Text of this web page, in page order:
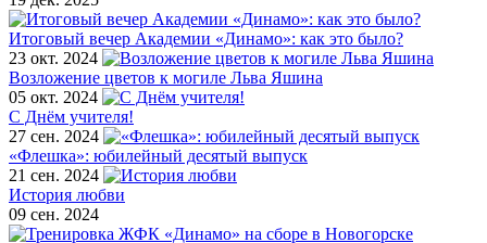
Итоговый вечер Академии «Динамо»: как это было?
23 окт. 2024
Возложение цветов к могиле Льва Яшина
05 окт. 2024
С Днём учителя!
27 сен. 2024
«Флешка»: юбилейный десятый выпуск
21 сен. 2024
История любви
09 сен. 2024